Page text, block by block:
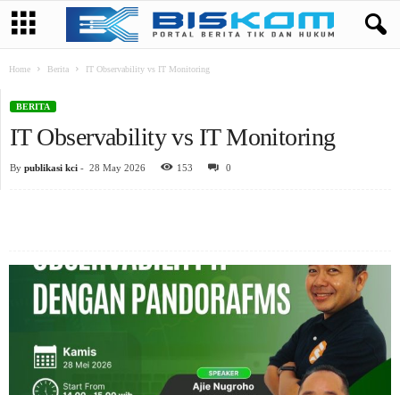
Home Berita IT Observability vs IT Monitoring
BERITA
IT Observability vs IT Monitoring
By publikasi kci - 28 May 2026 153 0